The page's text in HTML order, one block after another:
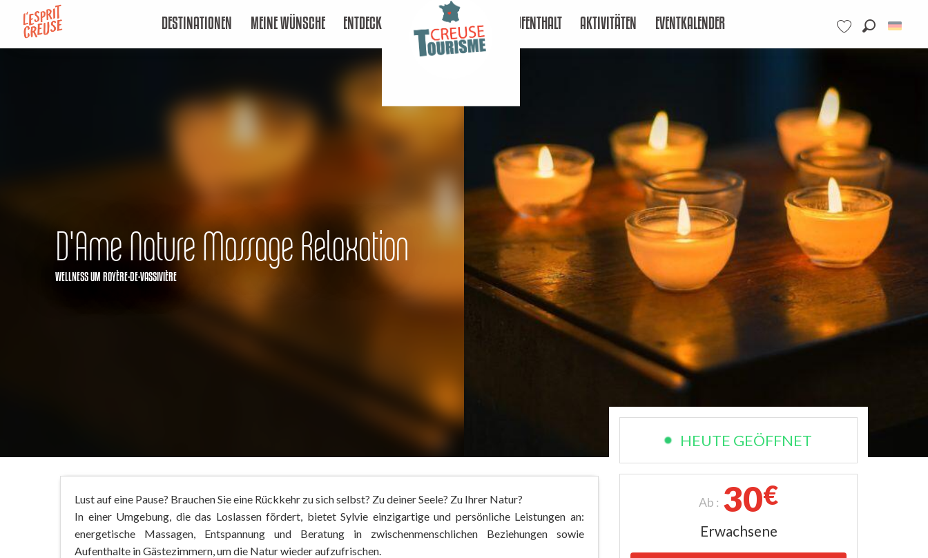
contenu
Voir les favoris
DESTINATIONEN MEINE WÜNSCHE ENTDECKEN AUFENTHALT AKTIVITÄTEN EVENTKALENDER
D'Ame Nature Massage Relaxation
WELLNESSUM ROYÈRE-DE-VASSIVIÈRE
Lust auf eine Pause? Brauchen Sie eine Rückkehr zu sich selbst? Zu deiner Seele? Zu Ihrer Natur?
In einer Umgebung, die das Loslassen fördert, bietet Sylvie einzigartige und persönliche Leistungen an:
energetische Massagen, Entspannung und Beratung in zwischenmenschlichen Beziehungen sowie
Aufenthalte in Gästezimmern, um die Natur wieder aufzufrischen.
HEUTE GEÖFFNET
Ab : 30€
Erwachsene